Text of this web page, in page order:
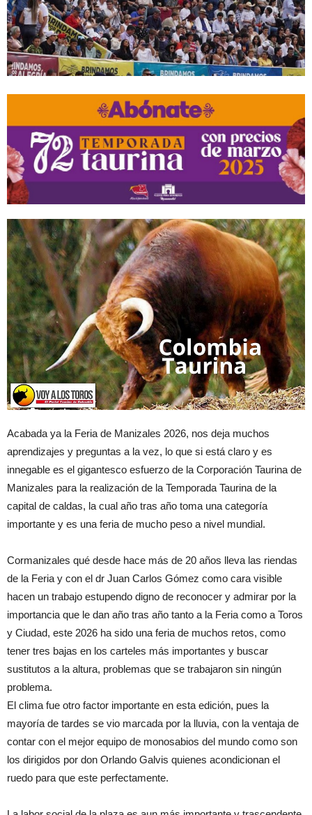
Acabada ya la Feria de Manizales 2026, nos deja muchos
aprendizajes y preguntas a la vez, lo que si está claro y es
innegable es el gigantesco esfuerzo de la Corporación Taurina de
Manizales para la realización de la Temporada Taurina de la
capital de caldas, la cual año tras año toma una categoría
importante y es una feria de mucho peso a nivel mundial.
Cormanizales qué desde hace más de 20 años lleva las riendas
de la Feria y con el dr Juan Carlos Gómez como cara visible
hacen un trabajo estupendo digno de reconocer y admirar por la
importancia que le dan año tras año tanto a la Feria como a Toros
y Ciudad, este 2026 ha sido una feria de muchos retos, como
tener tres bajas en los carteles más importantes y buscar
sustitutos a la altura, problemas que se trabajaron sin ningún
problema.
El clima fue otro factor importante en esta edición, pues la
mayoría de tardes se vio marcada por la lluvia, con la ventaja de
contar con el mejor equipo de monosabios del mundo como son
los dirigidos por don Orlando Galvis quienes acondicionan el
ruedo para que este perfectamente.